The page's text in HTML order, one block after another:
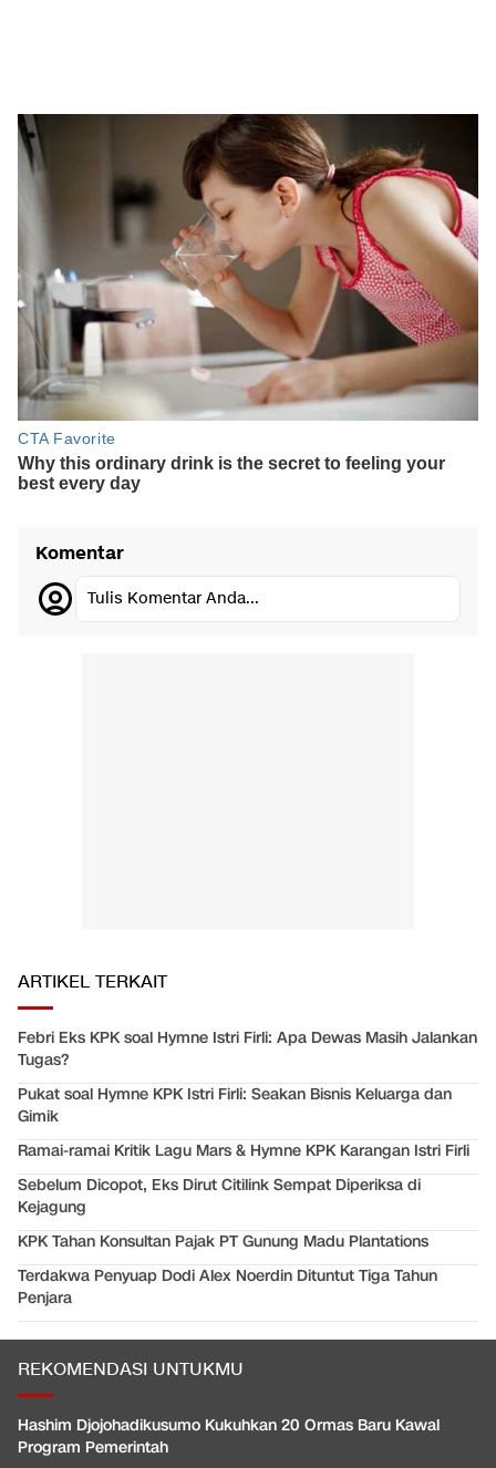
Komentar
Tulis Komentar Anda...
ARTIKEL TERKAIT
Febri Eks KPK soal Hymne Istri Firli: Apa Dewas Masih Jalankan
Tugas?
Pukat soal Hymne KPK Istri Firli: Seakan Bisnis Keluarga dan
Gimik
Ramai-ramai Kritik Lagu Mars & Hymne KPK Karangan Istri Firli
Sebelum Dicopot, Eks Dirut Citilink Sempat Diperiksa di
Kejagung
KPK Tahan Konsultan Pajak PT Gunung Madu Plantations
Terdakwa Penyuap Dodi Alex Noerdin Dituntut Tiga Tahun
Penjara
REKOMENDASI UNTUKMU
Hashim Djojohadikusumo Kukuhkan 20 Ormas Baru Kawal
Program Pemerintah